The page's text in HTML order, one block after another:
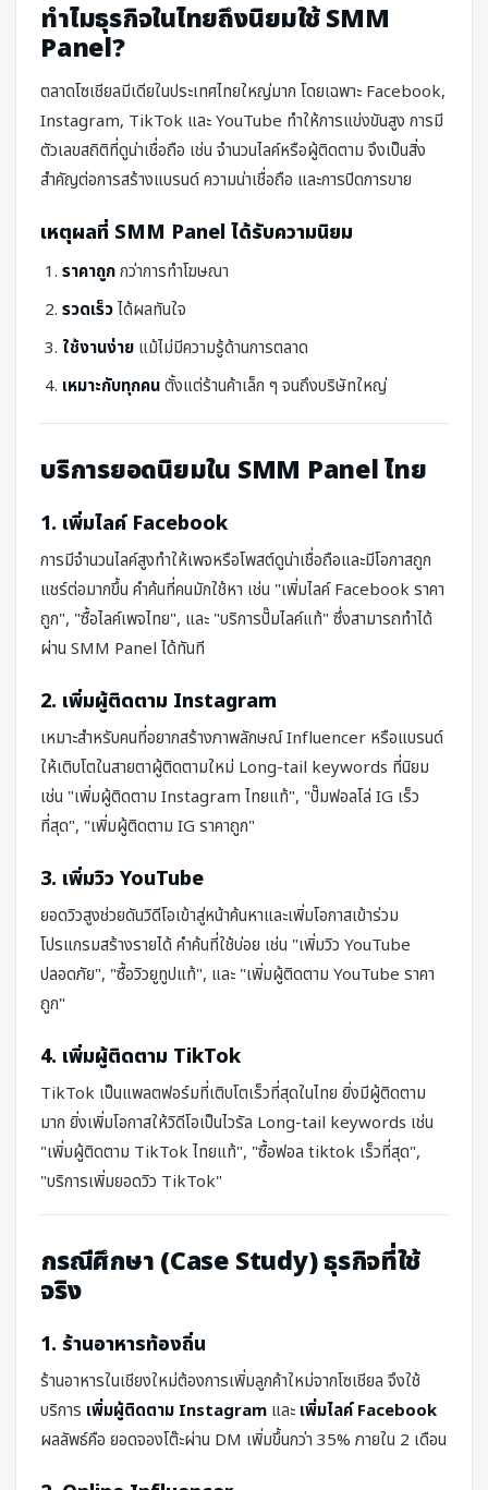
ทำไมธุรกิจในไทยถึงนิยมใช้ SMM
Panel?
ตลาดโซเชียลมีเดียในประเทศไทยใหญ่มาก โดยเฉพาะ Facebook,
Instagram, TikTok และ YouTube ทำให้การแข่งขันสูง การมี
ตัวเลขสถิติที่ดูน่าเชื่อถือ เช่น จำนวนไลค์หรือผู้ติดตาม จึงเป็นสิ่ง
สำคัญต่อการสร้างแบรนด์ ความน่าเชื่อถือ และการปิดการขาย
เหตุผลที่ SMM Panel ได้รับความนิยม
ราคาถูกกว่าการทำโฆษณา
รวดเร็วได้ผลทันใจ
ใช้งานง่าย แม้ไม่มีความรู้ด้านการตลาด
เหมาะกับทุกคนตั้งแต่ร้านค้าเล็ก ๆ จนถึงบริษัทใหญ่
บริการยอดนิยมใน SMM Panel ไทย
1. เพิ่มไลค์ Facebook
การมีจำนวนไลค์สูงทำให้เพจหรือโพสต์ดูน่าเชื่อถือและมีโอกาสถูก
แชร์ต่อมากขึ้น คำค้นที่คนมักใช้หา เช่น "เพิ่มไลค์ Facebook ราคา
ถูก", "ซื้อไลค์เพจไทย", และ "บริการปั๊มไลค์แท้" ซึ่งสามารถทำได้
ผ่าน SMM Panel ได้ทันที
2. เพิ่มผู้ติดตาม Instagram
เหมาะสำหรับคนที่อยากสร้างภาพลักษณ์ Influencer หรือแบรนด์
ให้เติบโตในสายตาผู้ติดตามใหม่ Long-tail keywords ที่นิยม
เช่น "เพิ่มผู้ติดตาม Instagram ไทยแท้", "ปั๊มฟอลโล่ IG เร็ว
ที่สุด", "เพิ่มผู้ติดตาม IG ราคาถูก"
3. เพิ่มวิว YouTube
ยอดวิวสูงช่วยดันวิดีโอเข้าสู่หน้าค้นหาและเพิ่มโอกาสเข้าร่วม
โปรแกรมสร้างรายได้ คำค้นที่ใช้บ่อย เช่น "เพิ่มวิว YouTube
ปลอดภัย", "ซื้อวิวยูทูปแท้", และ "เพิ่มผู้ติดตาม YouTube ราคา
ถูก"
4. เพิ่มผู้ติดตาม TikTok
TikTok เป็นแพลตฟอร์มที่เติบโตเร็วที่สุดในไทย ยิ่งมีผู้ติดตาม
มาก ยิ่งเพิ่มโอกาสให้วิดีโอเป็นไวรัล Long-tail keywords เช่น
"เพิ่มผู้ติดตาม TikTok ไทยแท้", "ซื้อฟอล tiktok เร็วที่สุด",
"บริการเพิ่มยอดวิว TikTok"
กรณีศึกษา (Case Study) ธุรกิจที่ใช้
จริง
1. ร้านอาหารท้องถิ่น
ร้านอาหารในเชียงใหม่ต้องการเพิ่มลูกค้าใหม่จากโซเชียล จึงใช้
บริการ เพิ่มผู้ติดตาม Instagram และ เพิ่มไลค์ Facebook
ผลลัพธ์คือ ยอดจองโต๊ะผ่าน DM เพิ่มขึ้นกว่า 35% ภายใน 2 เดือน